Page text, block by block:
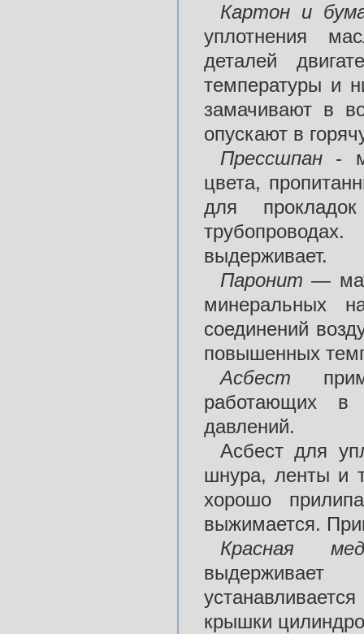
Картон и
уплотнения
деталей
температуры и
замачивают в
опускают в
Прессшпан -
цвета,
для
выдерживает.
Паронит —
минеральных
соединений
повышенных
Асбест
работающих в
давлений.
Асбест для
шнура, ленты и
хорошо
выжимается.
Красная
крышки